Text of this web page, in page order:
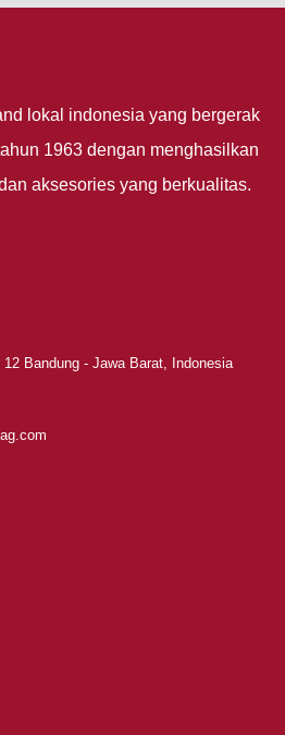
lokal indonesia yang bergerak
1963 dengan menghasilkan
aksesories yang berkualitas.
Bandung - Jawa Barat, Indonesia